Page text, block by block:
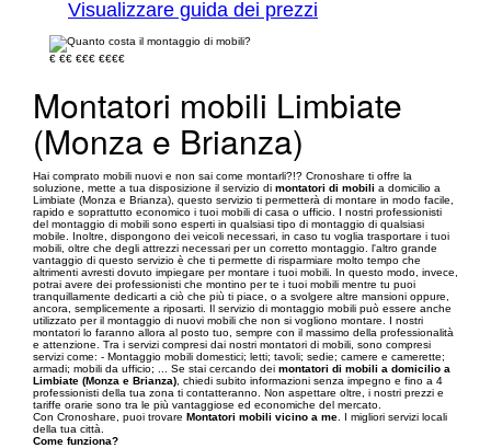
Visualizzare guida dei prezzi
€ €€ €€€ €€€€
Montatori mobili Limbiate
(Monza e Brianza)
Hai comprato mobili nuovi e non sai come montarli?!? Cronoshare ti offre la
soluzione, mette a tua disposizione il servizio di montatori di mobili a domicilio a
Limbiate (Monza e Brianza), questo servizio ti permetterà di montare in modo facile,
rapido e soprattutto economico i tuoi mobili di casa o ufficio. I nostri professionisti
del montaggio di mobili sono esperti in qualsiasi tipo di montaggio di qualsiasi
mobile. Inoltre, dispongono dei veicoli necessari, in caso tu voglia trasportare i tuoi
mobili, oltre che degli attrezzi necessari per un corretto montaggio. l'altro grande
vantaggio di questo servizio è che ti permette di risparmiare molto tempo che
altrimenti avresti dovuto impiegare per montare i tuoi mobili. In questo modo, invece,
potrai avere dei professionisti che montino per te i tuoi mobili mentre tu puoi
tranquillamente dedicarti a ciò che più ti piace, o a svolgere altre mansioni oppure,
ancora, semplicemente a riposarti. Il servizio di montaggio mobili può essere anche
utilizzato per il montaggio di nuovi mobili che non si vogliono montare. I nostri
montatori lo faranno allora al posto tuo, sempre con il massimo della professionalità
e attenzione. Tra i servizi compresi dai nostri montatori di mobili, sono compresi
servizi come: - Montaggio mobili domestici; letti; tavoli; sedie; camere e camerette;
armadi; mobili da ufficio; ... Se stai cercando dei montatori di mobili a domicilio a
Limbiate (Monza e Brianza) , chiedi subito informazioni senza impegno e fino a 4
professionisti della tua zona ti contatteranno. Non aspettare oltre, i nostri prezzi e
tariffe orarie sono tra le più vantaggiose ed economiche del mercato.
Con Cronoshare, puoi trovare Montatori mobili vicino a me . I migliori servizi locali
della tua città.
Come funziona?